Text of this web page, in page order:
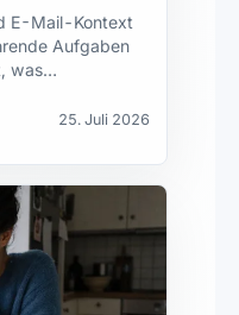
E-Mail-Kontext
Aufgaben
was…
25. Juli 2026